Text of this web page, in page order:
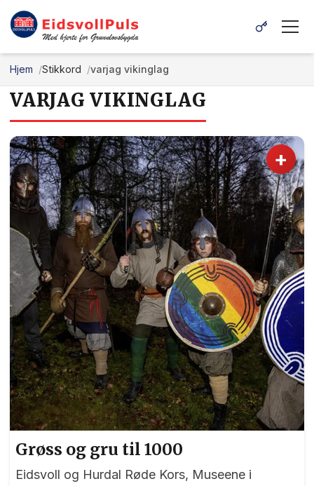
Hjem Stikkord varjag vikinglag
VARJAG VIKINGLAG
+
Grøss og gru til 1000
Eidsvoll og Hurdal Røde Kors, Museene i